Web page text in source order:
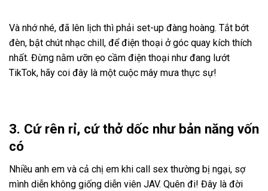
Và nhớ nhé, đã lên lịch thì phải set-up đàng hoàng. Tắt bớt
đèn, bật chút nhạc chill, để điện thoại ở góc quay kích thích
nhất. Đừng nằm ưỡn ẹo cầm điện thoại như đang lướt
TikTok, hãy coi đây là một cuộc mây mưa thực sự!
3. Cứ rên rỉ, cứ thở dốc như bản năng vốn
có
Nhiều anh em và cả chị em khi call sex thường bị ngại, sợ
mình diễn không giống diễn viên JAV. Quên đi! Đây là đời